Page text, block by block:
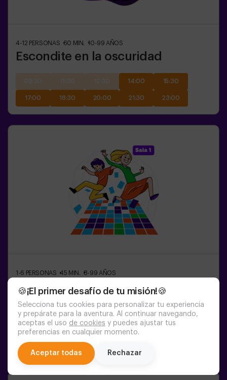
🍪¡El primer desafío de tu misión!🍪
Selecciona tus cookies para personalizar tu experiencia
y prepárate para la aventura. Al continuar navegando,
aceptas el uso de cookies y puedes ajustar tus
preferencias en cualquier momento.
Aceptar todas Rechazar
4-12 PERSONAS 60 MIN. 10-99 AÑOS
Escondite en la oscuridad
14:00 15:30
17:00 18:30 20:00 21:30 23:00
1-6 PERSONAS 45 MIN. 8-99 AÑOS
Pulse Up: El Suelo Es Lava (sala1)
09:55 11:00 12:05 13:10 14:15
15:20 16:25 17:30
20:45